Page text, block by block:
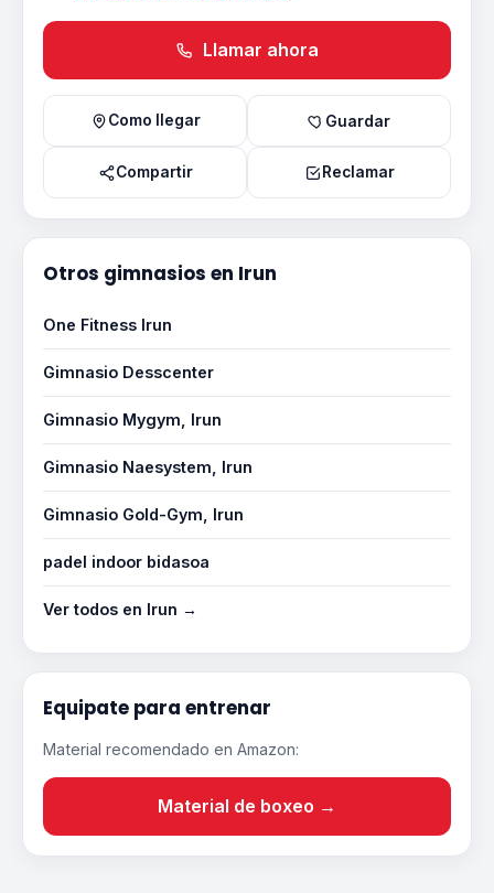
Llamar ahora
Como llegar Guardar
Compartir Reclamar
Otros gimnasios en Irun
One Fitness Irun
Gimnasio Desscenter
Gimnasio Mygym, Irun
Gimnasio Naesystem, Irun
Gimnasio Gold-Gym, Irun
padel indoor bidasoa
Ver todos en Irun →
Equipate para entrenar
Material recomendado en Amazon:
Material de boxeo →